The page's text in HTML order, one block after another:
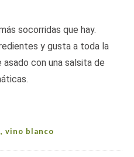
socorridas que hay.
y gusta a toda la
asado con una salsita de
, vino blanco